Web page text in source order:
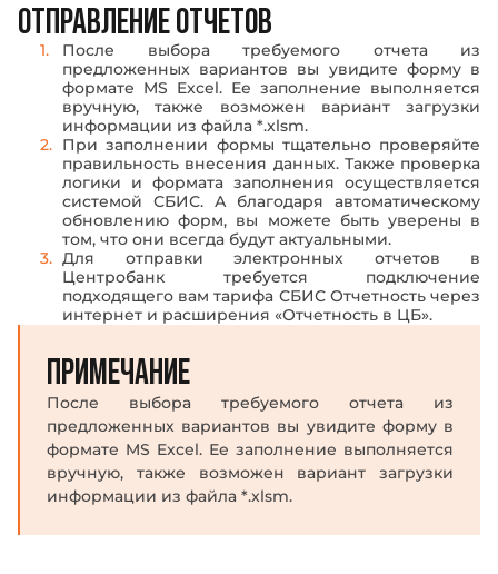
ОТПРАВЛЕНИЕ ОТЧЕТОВ
После выбора требуемого отчета из
предложенных вариантов вы увидите форму в
формате MS Excel. Ее заполнение выполняется
вручную, также возможен вариант загрузки
информации из файла *.xlsm.
При заполнении формы тщательно проверяйте
правильность внесения данных. Также проверка
логики и формата заполнения осуществляется
системой СБИС. А благодаря автоматическому
обновлению форм, вы можете быть уверены в
том, что они всегда будут актуальными.
Для отправки электронных отчетов в
Центробанк требуется подключение
подходящего вам тарифа СБИС Отчетность через
интернет и расширения «Отчетность в ЦБ».
ПРИМЕЧАНИЕ
После выбора требуемого отчета из
предложенных вариантов вы увидите форму в
формате MS Excel. Ее заполнение выполняется
вручную, также возможен вариант загрузки
информации из файла *.xlsm.